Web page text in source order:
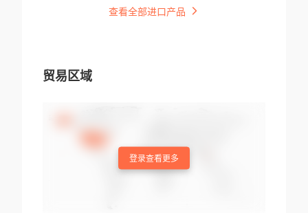
查看全部进口产品
贸易区域
登录查看更多